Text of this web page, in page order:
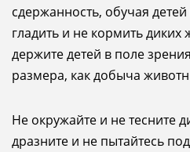
сдержанность, обучая
гладить и не кормить диких
держите детей в поле
размера, как добыча
Не окружайте и не тесните
дразните и не пытайтесь